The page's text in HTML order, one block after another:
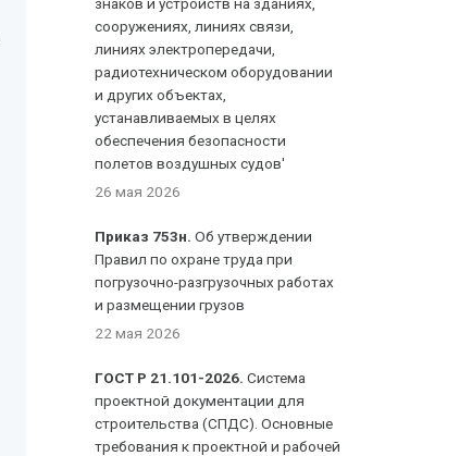
сооружениях, линиях связи,
линиях электропередачи,
радиотехническом оборудовании
и других объектах,
устанавливаемых в целях
обеспечения безопасности
полетов воздушных судов'
26 мая 2026
Приказ 753н. Об утверждении
Правил по охране труда при
погрузочно-разгрузочных работах
и размещении грузов
22 мая 2026
ГОСТ Р 21.101-2026. Система
проектной документации для
строительства (СПДС). Основные
требования к проектной и рабочей